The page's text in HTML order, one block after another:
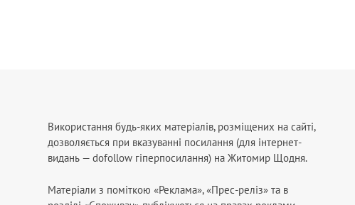
Використання будь-яких матеріалів, розміщених на сайті,
дозволяється при вказуванні посилання (для інтернет-
видань — dofollow гіперпосилання) на Житомир Щодня.
Матеріали з поміткою «Реклама», «Прес-реліз» та в